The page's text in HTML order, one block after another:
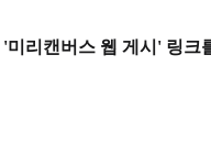
미리캔버스 웹 게시' 링크